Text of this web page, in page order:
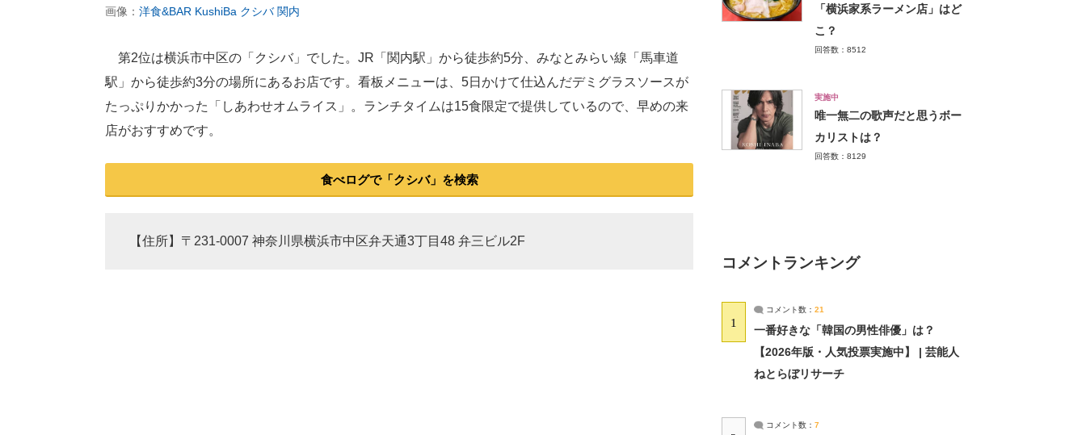
画像： 洋食&BAR KushiBa クシバ 関内
第2位は横浜市中区の「クシバ」でした。JR「関内駅」から徒歩約5分、みなとみらい線「馬車道
駅」から徒歩約3分の場所にあるお店です。看板メニューは、5日かけて仕込んだデミグラスソースが
たっぷりかかった「しあわせオムライス」。ランチタイムは15食限定で提供しているので、早めの来
店がおすすめです。
食べログで「クシバ」を検索
【住所】〒231-0007 神奈川県横浜市中区弁天通3丁目48 弁三ビル2F
「横浜家系ラーメン店」はど
こ？
回答数：8512
実施中
唯一無二の歌声だと思うボー
カリストは？
回答数：8129
コメントランキング
1
コメント数： 21
一番好きな「韓国の男性俳優」は？
【2026年版・人気投票実施中】 | 芸能人
ねとらぼリサーチ
コメント数： 7